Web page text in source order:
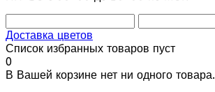
Доставка цветов
Список избранных товаров пуст
0
В Вашей корзине нет ни одного товара.